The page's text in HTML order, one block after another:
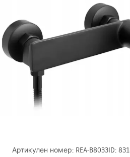
Артикулен номер: REA-B8033ID: